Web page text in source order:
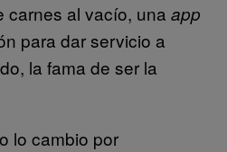
carnes al vacío, una app
para dar servicio a
la fama de ser la
lo cambio por